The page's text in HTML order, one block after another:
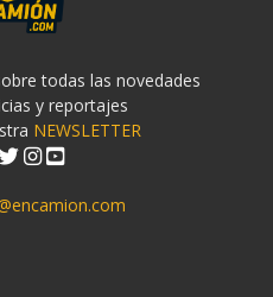
todas las novedades
y reportajes
NEWSLETTER